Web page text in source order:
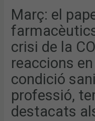
Març: el
crisi de la
reaccions
condició
professió,
destacats
CRISI
DE
LA
COVID-
19
LES
REACCIONS
EN
DEFENSA
LA
SANITÀRIA
DE
LA
NOSTRA